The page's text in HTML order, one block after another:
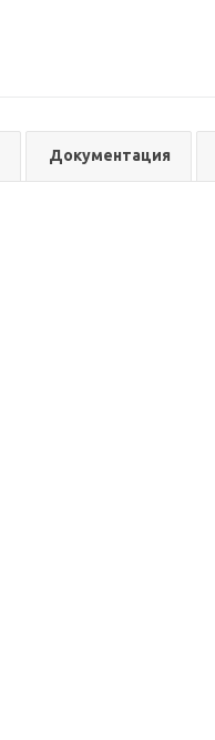
Документация